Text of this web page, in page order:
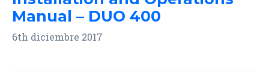
Manual – DUO 400
6th diciembre 2017